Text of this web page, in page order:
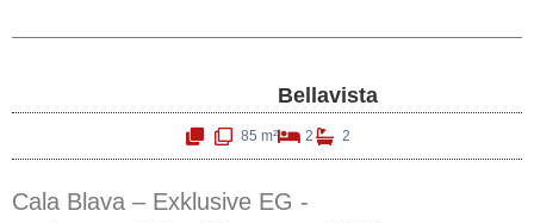
Bellavista
85 m² 2 2
Cala Blava – Exklusive EG -